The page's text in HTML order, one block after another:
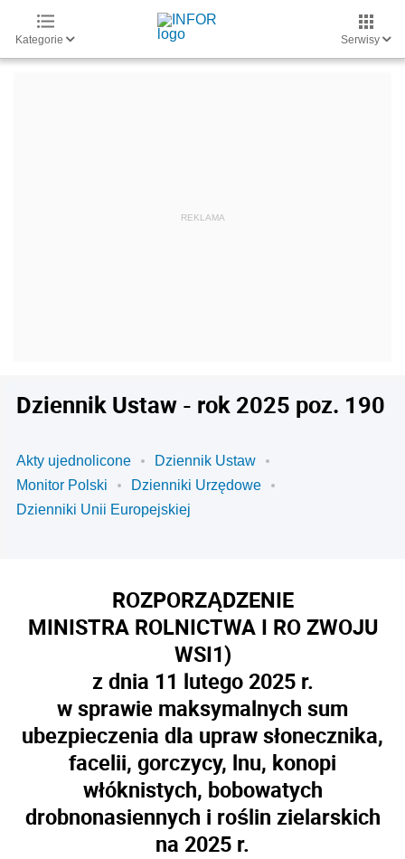
Kategorie Serwisy
Dziennik Ustaw - rok 2025 poz. 190
Akty ujednolicone
Dziennik Ustaw
Monitor Polski
Dzienniki Urzędowe
Dzienniki Unii Europejskiej
ROZPORZĄDZENIE
MINISTRA ROLNICTWA I RO ZWOJU
WSI1)
z dnia 11 lutego 2025 r.
w sprawie maksymalnych sum
ubezpieczenia dla upraw słonecznika,
facelii, gorczycy, lnu, konopi
włóknistych, bobowatych
drobnonasiennych i roślin zielarskich
na 2025 r.